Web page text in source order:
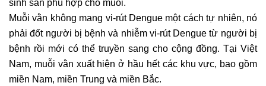
sinh sản phù hợp cho muỗi.
Muỗi vằn không mang vi-rút Dengue một cách tự nhiên, nó
phải đốt người bị bệnh và nhiễm vi-rút Dengue từ người bị
bệnh rồi mới có thể truyền sang cho cộng đồng. Tại Việt
Nam, muỗi vằn xuất hiện ở hầu hết các khu vực, bao gồm
miền Nam, miền Trung và miền Bắc.